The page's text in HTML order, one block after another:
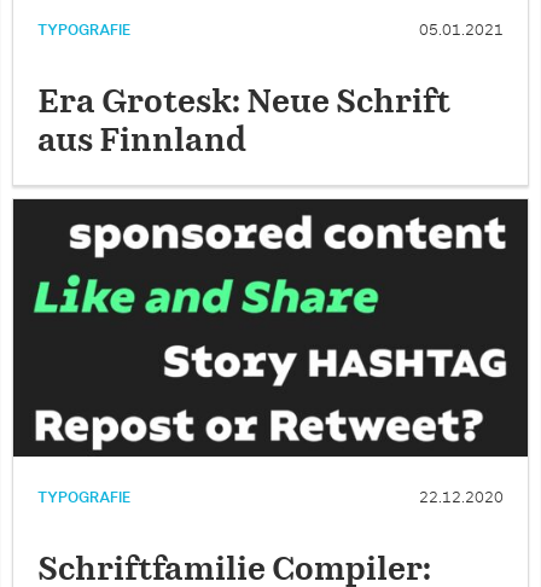
TYPOGRAFIE 05.01.2021
Era Grotesk: Neue Schrift
aus Finnland
TYPOGRAFIE 22.12.2020
Schriftfamilie Compiler: